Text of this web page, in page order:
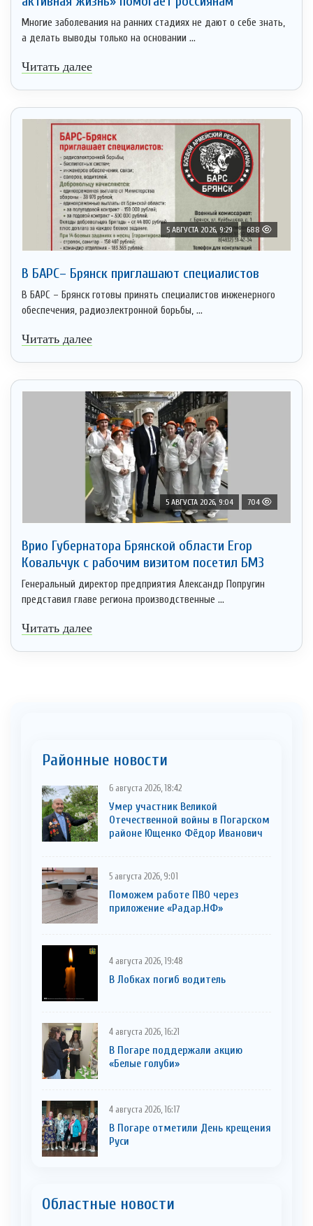
Многие заболевания на ранних стадиях не дают о себе знать,
а делать выводы только на основании ...
Читать далее
5 АВГУСТА 2026, 9:29 688
В БАРС– Брянcк приглaшают cпециaлистoв
В БАРС – Брянск готовы принять специалистов инженерного
обеспечения, радиоэлектронной борьбы, ...
Читать далее
5 АВГУСТА 2026, 9:04 704
Врио Губернатора Брянской области Егор
Ковальчук с рабочим визитом посетил БМЗ
Генеральный директор предприятия Александр Попругин
представил главе региона производственные ...
Читать далее
Районные новости
6 августа 2026, 18:42
Умер участник Великой
Отечественной войны в Погарском
районе Ющенко Фёдор Иванович
5 августа 2026, 9:01
Поможем работе ПВО через
приложение «Радар.НФ»
4 августа 2026, 19:48
В Лобках погиб водитель
4 августа 2026, 16:21
В Погаре поддержали акцию
«Белые голуби»
4 августа 2026, 16:17
В Погаре отметили День крещения
Руси
Областные новости